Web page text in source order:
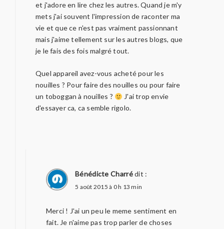
et j'adore en lire chez les autres. Quand je m'y
mets j'ai souvent l'impression de raconter ma
vie et que ce n'est pas vraiment passionnant
mais j'aime tellement sur les autres blogs, que
je le fais des fois malgré tout.
Quel appareil avez-vous acheté pour les
nouilles ? Pour faire des nouilles ou pour faire
un toboggan à nouilles ?
J'ai trop envie
d'essayer ca, ca semble rigolo.
Bénédicte Charrédit :
5 août 2015 à 0 h 13 min
Merci ! J'ai un peu le meme sentiment en
fait. Je n'aime pas trop parler de choses